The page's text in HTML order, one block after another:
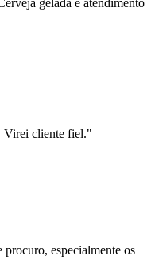
Virei cliente fiel."
especialmente os